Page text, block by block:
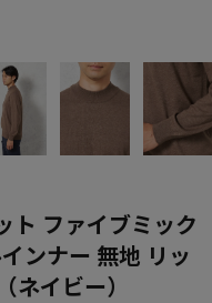
ト ファイブミック
ンナー 無地 リッ
ネイビー）